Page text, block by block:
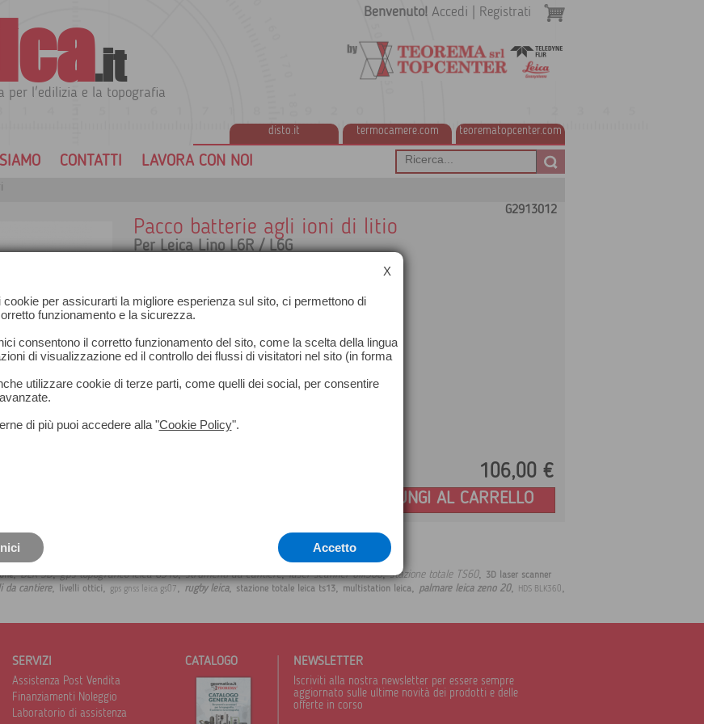
.it
per l'edilizia e la topografia
disto.it termocamere.com teorematopcenter.com
Benvenuto! Accedi Registrati
CONTATTI LAVORA CON NOI
G2913012
Pacco batterie agli ioni di litio
Per Leica Lino L6R / L6G
106,00 €
AGGIUNGI AL CARRELLO
,BLK 3D,gps topografico leica GS16,strumenti da cantiere,laser scanner blk360,stazione totale TS60, 3D laser scanner
da cantiere, livelli ottici, gps gnss leica gs07, rugby leica, stazione totale leica ts13, multistation leica, palmare leica zeno 20, HDS BLK360,
SERVIZI
Assistenza Post Vendita
Finanziamenti Noleggio
Laboratorio di assistenza
CATALOGO NEWSLETTER
Iscriviti alla nostra newsletter per essere sempre
aggiornato sulle ultime novità dei prodotti e delle
offerte in corso
X
cookie per assicurarti la migliore esperienza sul sito, ci permettono di
funzionamento e la sicurezza.
consentono il corretto funzionamento del sito, come la scelta della lingua
di visualizzazione ed il controllo dei flussi di visitatori nel sito (in forma
utilizzare cookie di terze parti, come quelli dei social, per consentire
di più puoi accedere alla "Cookie Policy".
Accetto